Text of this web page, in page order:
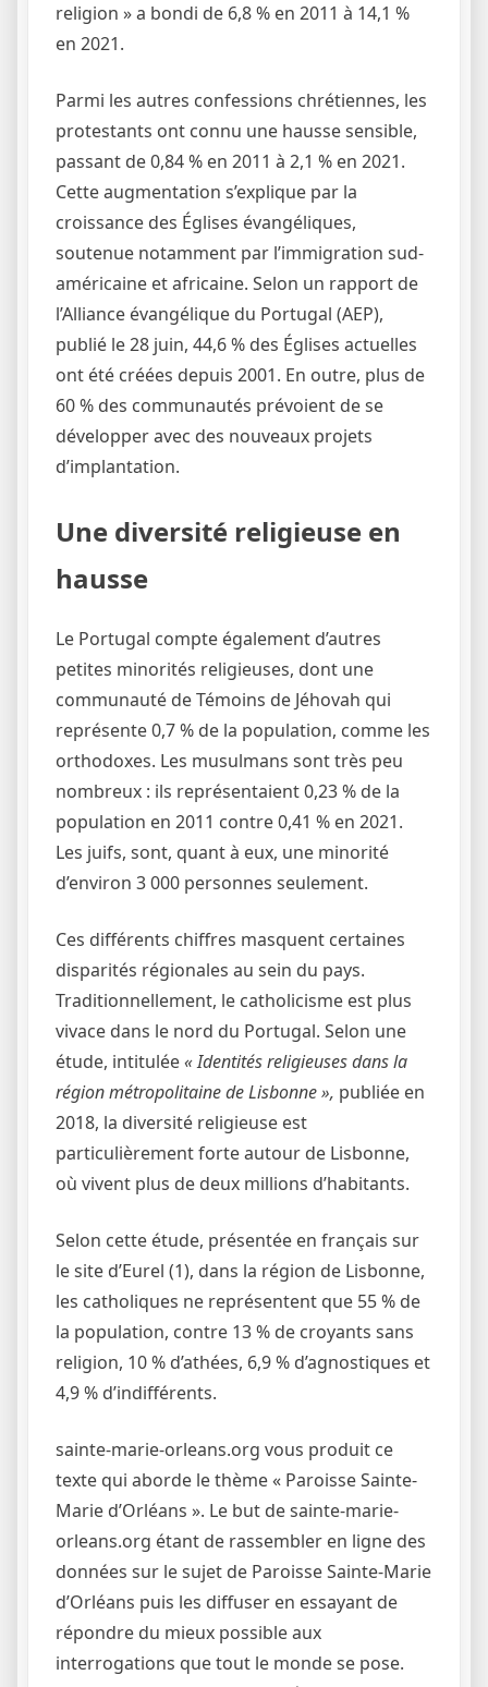
religion » a bondi de 6,8 % en 2011 à 14,1 %
en 2021.
Parmi les autres confessions chrétiennes, les
protestants ont connu une hausse sensible,
passant de 0,84 % en 2011 à 2,1 % en 2021.
Cette augmentation s’explique par la
croissance des Églises évangéliques,
soutenue notamment par l’immigration sud-
américaine et africaine. Selon un rapport de
l’Alliance évangélique du Portugal (AEP),
publié le 28 juin, 44,6 % des Églises actuelles
ont été créées depuis 2001. En outre, plus de
60 % des communautés prévoient de se
développer avec des nouveaux projets
d’implantation.
Une diversité religieuse en
hausse
Le Portugal compte également d’autres
petites minorités religieuses, dont une
communauté de Témoins de Jéhovah qui
représente 0,7 % de la population, comme les
orthodoxes. Les musulmans sont très peu
nombreux : ils représentaient 0,23 % de la
population en 2011 contre 0,41 % en 2021.
Les juifs, sont, quant à eux, une minorité
d’environ 3 000 personnes seulement.
Ces différents chiffres masquent certaines
disparités régionales au sein du pays.
Traditionnellement, le catholicisme est plus
vivace dans le nord du Portugal. Selon une
étude, intitulée« Identités religieuses dans la
région métropolitaine de Lisbonne », publiée en
2018, la diversité religieuse est
particulièrement forte autour de Lisbonne,
où vivent plus de deux millions d’habitants.
Selon cette étude, présentée en français sur
le site d’Eurel (1), dans la région de Lisbonne,
les catholiques ne représentent que 55 % de
la population, contre 13 % de croyants sans
religion, 10 % d’athées, 6,9 % d’agnostiques et
4,9 % d’indifférents.
sainte-marie-orleans.org vous produit ce
texte qui aborde le thème « Paroisse Sainte-
Marie d’Orléans ». Le but de sainte-marie-
orleans.org étant de rassembler en ligne des
données sur le sujet de Paroisse Sainte-Marie
d’Orléans puis les diffuser en essayant de
répondre du mieux possible aux
interrogations que tout le monde se pose.